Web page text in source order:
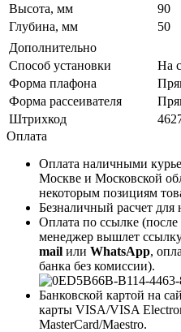
Высота, мм
90
Глубина, мм
50
Дополнительно
Способ установки
На
Форма плафона
Форма рассеивателя
Штрихкод
Оплата
Оплата наличными
Москве и Московской
некоторым позициям
Безналичный расчет
Оплата по ссылке (после
менеджер вышлет
mail или WhatsApp,
банка без комиссии).
Банковской картой на
карты VISA/VISA
MasterCard/Maestro.